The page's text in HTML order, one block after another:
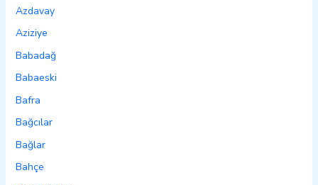
Azdavay
Aziziye
Babadağ
Babaeski
Bafra
Bağcılar
Bağlar
Bahçe